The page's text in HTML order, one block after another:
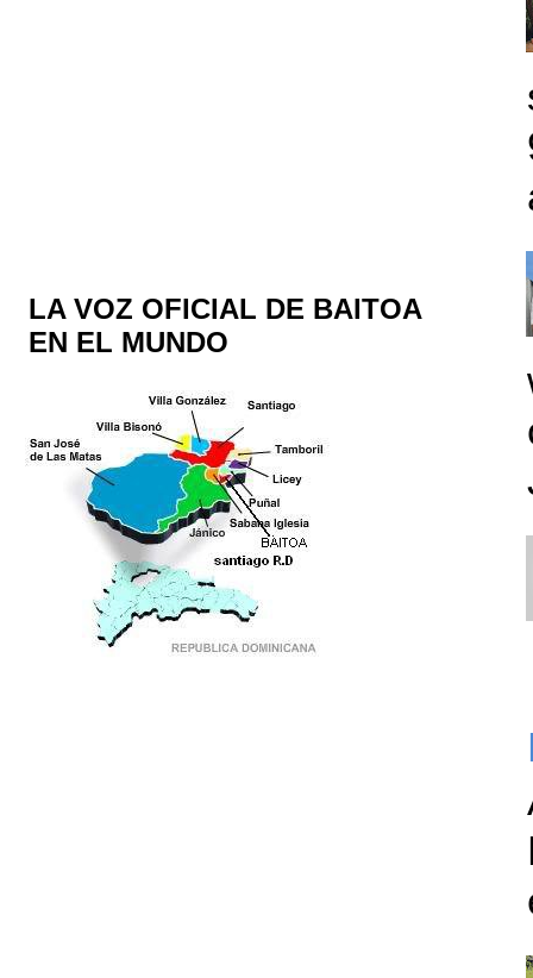
LA VOZ OFICIAL DE BAITOA
EN EL MUNDO